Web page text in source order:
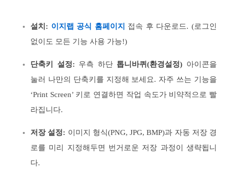
설치: 이지랩 공식 홈페이지
접속 후 다운로드. (로그인
없이도 모든 기능 사용 가능!)
단축키 설정: 우측 하단 톱니바퀴(환경설정) 아이콘을
눌러 나만의 단축키를 지정해 보세요. 자주 쓰는 기능을
‘Print Screen’ 키로 연결하면 작업 속도가 비약적으로 빨
라집니다.
저장 설정: 이미지 형식(PNG, JPG, BMP)과 자동 저장 경
로를 미리 지정해두면 번거로운 저장 과정이 생략됩니
다.